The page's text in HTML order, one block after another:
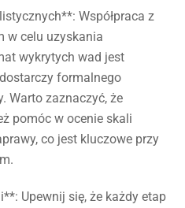
Współpraca z
w celu uzyskania
wykrytych wad jest
formalnego
Warto zaznaczyć, że
pomóc w ocenie skali
co jest kluczowe przy
Upewnij się, że każdy etap